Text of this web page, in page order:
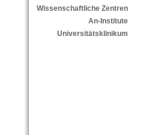
Wissenschaftliche Zentren
An-Institute
Universitätsklinikum